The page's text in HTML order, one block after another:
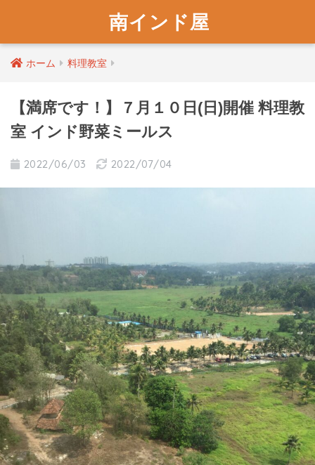
南インド屋
ホーム 料理教室
【満席です！】７月１０日(日)開催 料理教
室 インド野菜ミールス
2022/06/03 2022/07/04